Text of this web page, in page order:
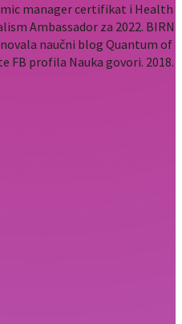
manager certifikat i Health
Ambassador za 2022. BIRN
naučni blog Quantum of
FB profila Nauka govori. 2018.